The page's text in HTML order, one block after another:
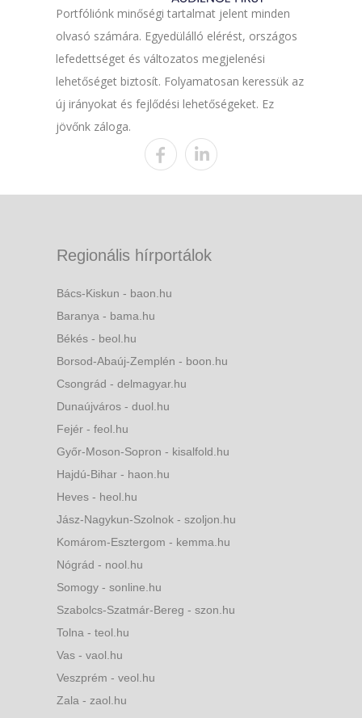
Portfóliónk minőségi tartalmat jelent minden
olvasó számára. Egyedülálló elérést, országos
lefedettséget és változatos megjelenési
lehetőséget biztosít. Folyamatosan keressük az
új irányokat és fejlődési lehetőségeket. Ez
jövőnk záloga.
Regionális hírportálok
Bács-Kiskun - baon.hu
Baranya - bama.hu
Békés - beol.hu
Borsod-Abaúj-Zemplén - boon.hu
Csongrád - delmagyar.hu
Dunaújváros - duol.hu
Fejér - feol.hu
Győr-Moson-Sopron - kisalfold.hu
Hajdú-Bihar - haon.hu
Heves - heol.hu
Jász-Nagykun-Szolnok - szoljon.hu
Komárom-Esztergom - kemma.hu
Nógrád - nool.hu
Somogy - sonline.hu
Szabolcs-Szatmár-Bereg - szon.hu
Tolna - teol.hu
Vas - vaol.hu
Veszprém - veol.hu
Zala - zaol.hu